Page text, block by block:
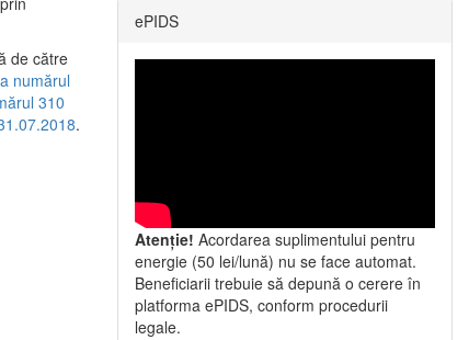
de către
numărul
310
.
ePIDS
Atenție! Acordarea suplimentului pentru
energie (50 lei/lună) nu se face automat.
Beneficiarii trebuie să depună o cerere în
platforma ePIDS, conform procedurii
legale.